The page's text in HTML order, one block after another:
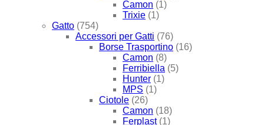
Camon (1)
Trixie (1)
Gatto (754)
Accessori per Gatti (76)
Borse Trasportino (16)
Camon (8)
Ferribiella (5)
Hunter (1)
MPS (1)
Ciotole (26)
Camon (18)
Ferplast (1)